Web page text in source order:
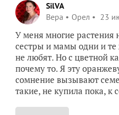
SilVA
Вера
Орел 23
У меня многие растения
сестры и мамы одни и
не любят. Но с цветной
почему то. Я эту
сомнение вызывают
такие, не купила пока, к